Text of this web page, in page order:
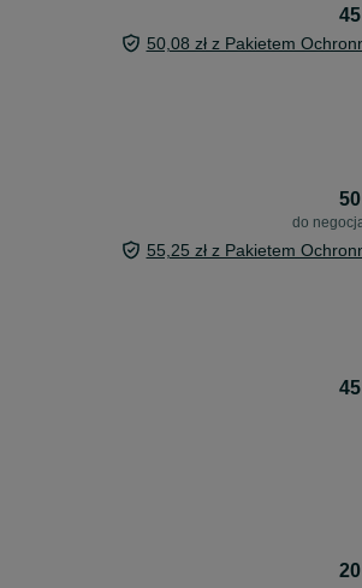
45
50,08 zł z Pakietem
50
do
55,25 zł z Pakietem
45
20